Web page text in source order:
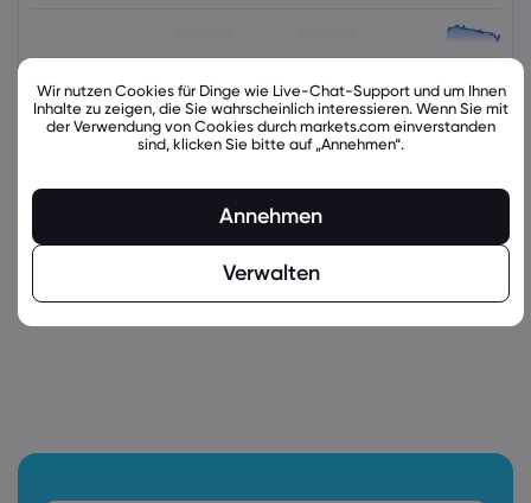
latest_education_articles
Wir nutzen Cookies für Dinge wie Live-Chat-Support und um Ihnen
Inhalte zu zeigen, die Sie wahrscheinlich interessieren. Wenn Sie mit
der Verwendung von Cookies durch markets.com einverstanden
sind, klicken Sie bitte auf „Annehmen“.
Annehmen
Verwalten